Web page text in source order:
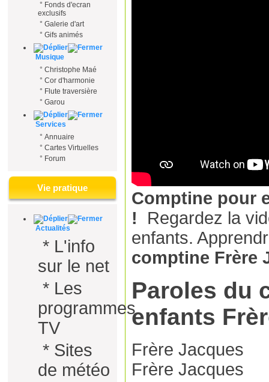
° Fonds d'ecran
exclusifs
° Galerie d'art
° Gifs animés
Musique
° Christophe Maé
° Cor d'harmonie
° Flute traversière
° Garou
Services
° Annuaire
° Cartes Virtuelles
° Forum
Vie pratique
Actualités
* L'info
sur le net
* Les
programmes
TV
* Sites
de météo
Comptine pour
! Regardez la
enfants.
comptine Frère
Paroles du
enfants
Frère Jacques
Frère Jacques